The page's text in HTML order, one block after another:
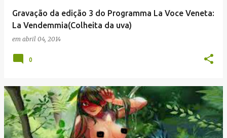
Gravação da edição 3 do Programma La Voce Veneta:
La Vendemmia(Colheita da uva)
em abril 04, 2014
0